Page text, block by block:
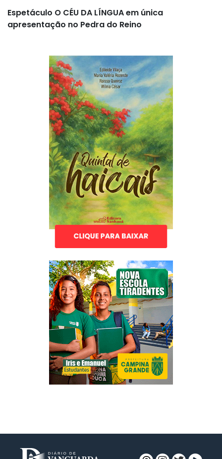
Espetáculo O CÉU DA LÍNGUA em única
apresentação no Pedra do Reino